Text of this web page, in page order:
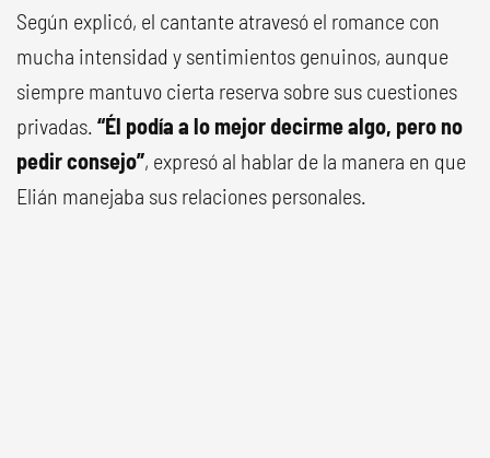
Según explicó, el cantante atravesó el romance con
mucha intensidad y sentimientos genuinos, aunque
siempre mantuvo cierta reserva sobre sus cuestiones
privadas. “Él podía a lo mejor decirme algo, pero no
pedir consejo”, expresó al hablar de la manera en que
Elián manejaba sus relaciones personales.